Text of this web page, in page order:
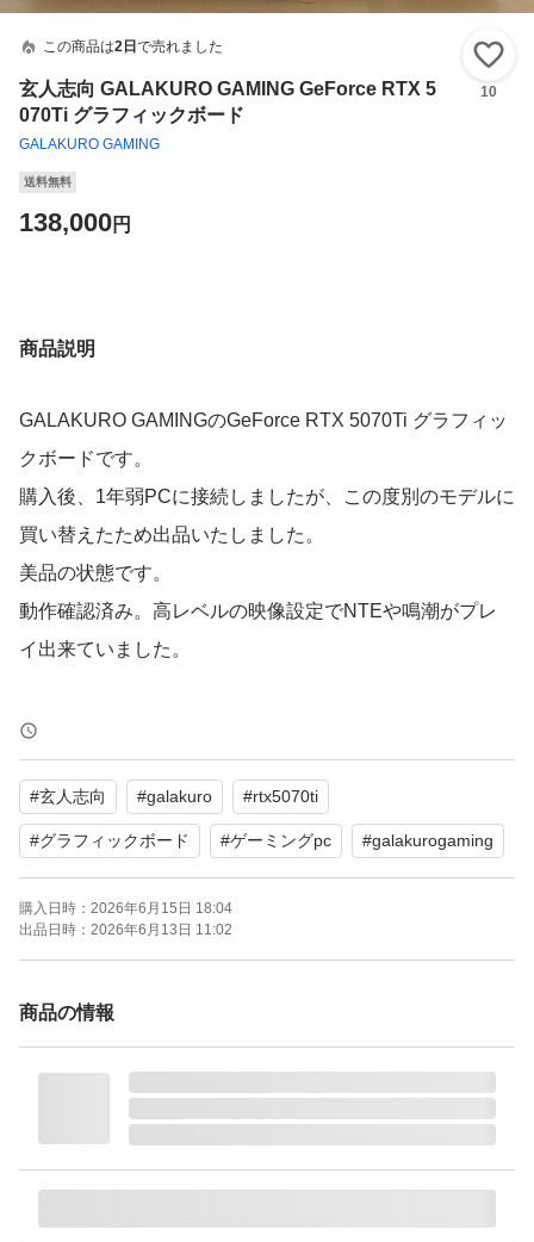
この商品は2日 で売れました
玄人志向 GALAKURO GAMING GeForce RTX 5
070Ti グラフィックボード
GALAKURO GAMING
10
送料無料
138,000円
商品説明
GALAKURO GAMINGのGeForce RTX 5070Ti グラフィッ
クボードです。
購入後、1年弱PCに接続しましたが、この度別のモデルに
買い替えたため出品いたしました。
美品の状態です。
動作確認済み。高レベルの映像設定でNTEや鳴潮がプレ
イ出来ていました。
内外箱、付属品、説明書すべてあり。
※外箱の一部に、画像のとおり傷があります。
内箱、本体、付属品すべて揃っております。
【ブランド】GALAKURO GAMING
よろしくお願いいたします。
GG-RTX5070Ti-E16GB/OC/TP ［玄人志向 GALAKURO G
#玄人志向 #galakuro #rtx5070ti
#グラフィックボード #ゲーミングpc #galakurogaming
購入日時： 2026年6月15日 18:04
出品日時： 2026年6月13日 11:02
商品の情報